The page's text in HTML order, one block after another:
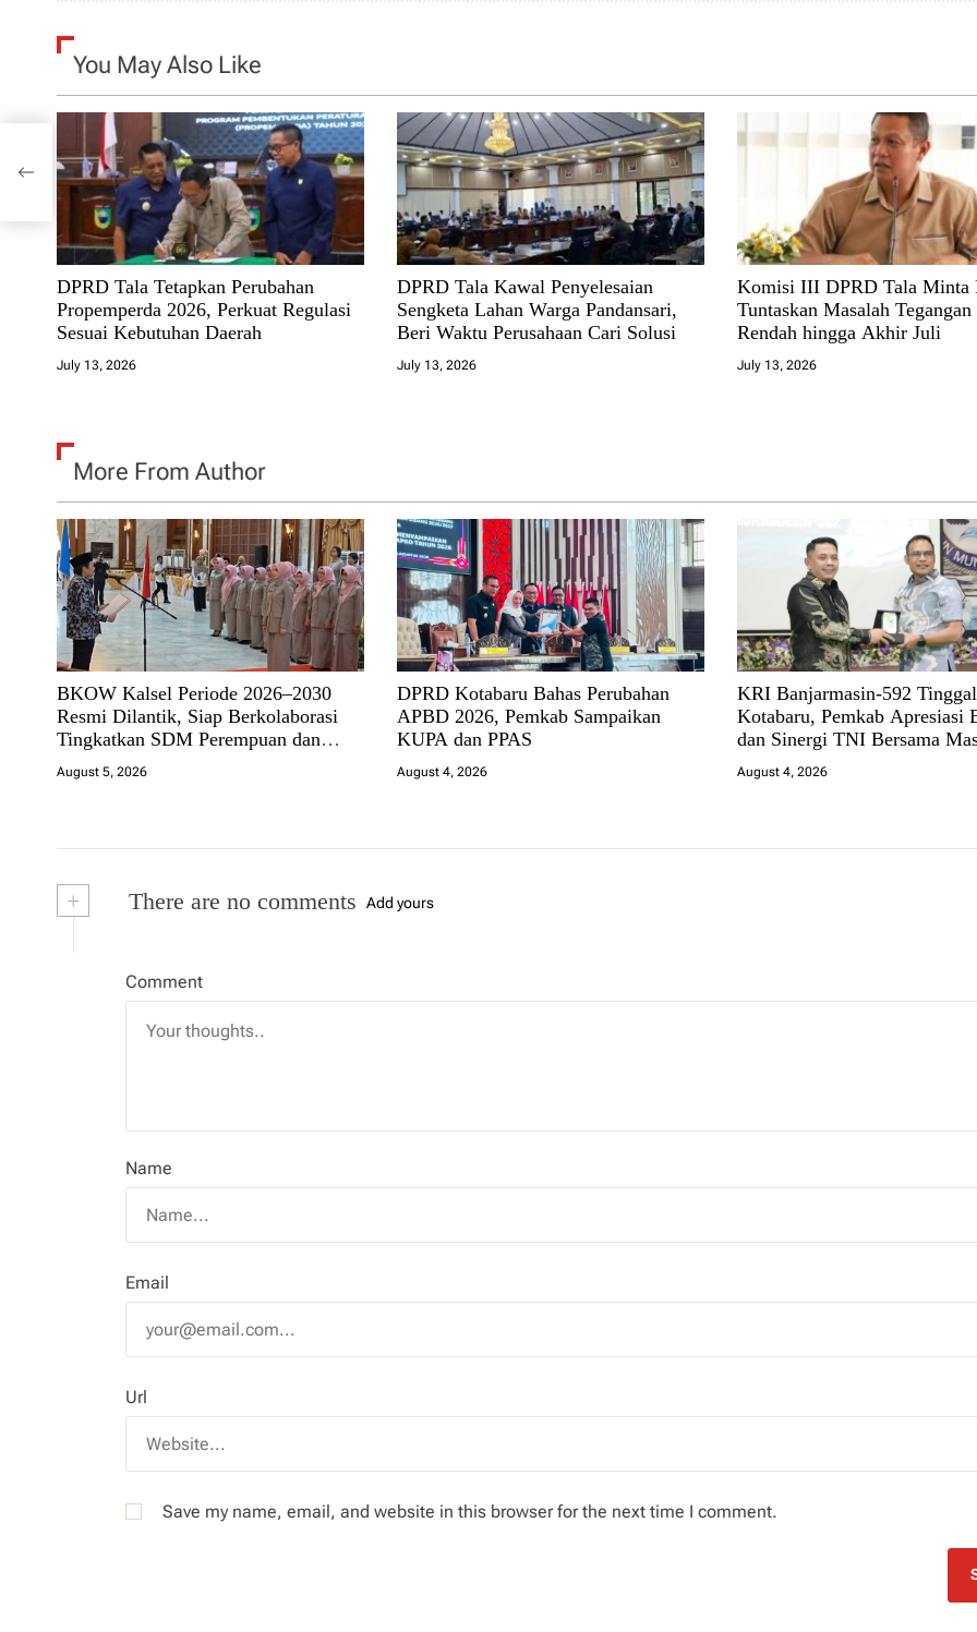
g
t
i
n
You May Also Like
DPRD Tala Tetapkan Perubahan
Propemperda 2026, Perkuat Regulasi
Sesuai Kebutuhan Daerah
July 13, 2026
DPRD Tala Kawal Penyelesaian
Sengketa Lahan Warga Pandansari,
Beri Waktu Perusahaan Cari Solusi
July 13, 2026
Komisi III DPRD Tala Minta
Tuntaskan Masalah
Rendah hingga Akhir Juli
July 13, 2026
More From Author
BKOW Kalsel Periode 2026–2030
Resmi Dilantik, Siap Berkolaborasi
Tingkatkan SDM Perempuan dan
Dukung Pembangunan Banua
August 5, 2026
DPRD Kotabaru Bahas Perubahan
APBD 2026, Pemkab Sampaikan
KUPA dan PPAS
August 4, 2026
KRI Banjarmasin-592
Kotabaru, Pemkab Apresiasi
dan Sinergi TNI Bersama
August 4, 2026
+ There are no comments Add yours
Comment
Name
Email
Url
Save my name, email, and website in this browser for the next time I comment.